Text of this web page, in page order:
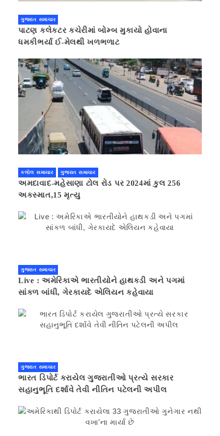
ગુજરાત સમાચાર
પાટણ કલેકટર કચેરીમાં બોમ્બ મુકાયો હોવાના
ધમકીભર્યા ઈ-મેલથી ખળભળાટ
કલોલ સમાચાર ગુજરાત સમાચાર
અમદાવાદ-મહેસાણા ટોલ રોડ પર 2024માં કુલ 256
અકસ્માત,15 મૃત્યુ
ગુજરાત સમાચાર
Live : અમેરિકાએ ભારતીયોને હાથકડી અને પગમાં
સાંકળ બાંધી, ગેરકાયદે એલિયન કહેવાયા
ગુજરાત સમાચાર
ભારત ડિપોર્ટ કરાયેલ ગુજરાતીઓ પ્રત્યે સરકાર
સહાનુભૂતિ દર્શાવે તેવી નીતિન પટેલની અપીલ